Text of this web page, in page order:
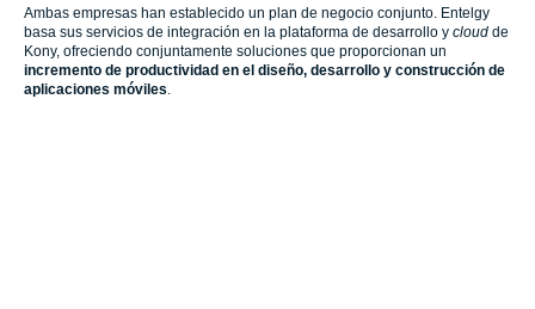
Ambas empresas han establecido un plan de negocio conjunto. Entelgy
basa sus servicios de integración en la plataforma de desarrollo y cloud de
Kony, ofreciendo conjuntamente soluciones que proporcionan un
incremento de productividad en el diseño, desarrollo y construcción de
aplicaciones móviles.